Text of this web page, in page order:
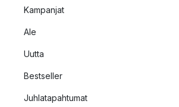
Kampanjat
Ale
Uutta
Bestseller
Juhlatapahtumat